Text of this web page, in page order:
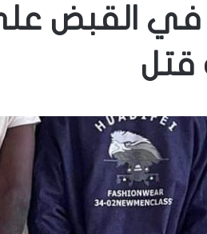
في القبض
قتل